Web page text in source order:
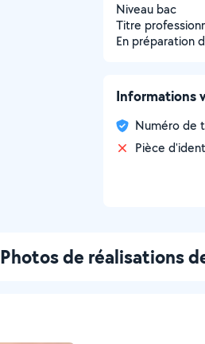
Niveau bac
Titre
En préparation
Informations
Numéro de
Pièce
Photos de réalisations